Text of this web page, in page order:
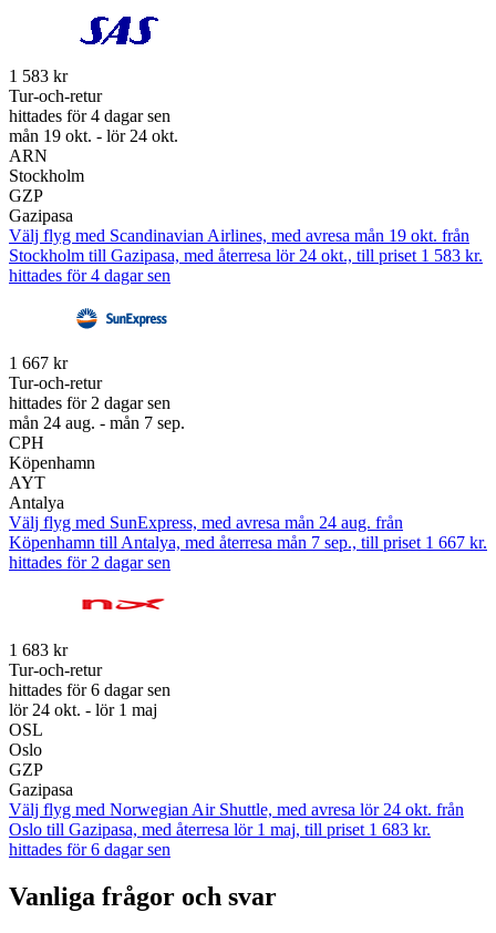
1 583 kr
Tur-och-retur
hittades för 4 dagar sen
mån 19 okt. - lör 24 okt.
ARN
Stockholm
GZP
Gazipasa
Välj flyg med Scandinavian Airlines, med avresa mån 19 okt. från
Stockholm till Gazipasa, med återresa lör 24 okt., till priset 1 583 kr.
hittades för 4 dagar sen
1 667 kr
Tur-och-retur
hittades för 2 dagar sen
mån 24 aug. - mån 7 sep.
CPH
Köpenhamn
AYT
Antalya
Välj flyg med SunExpress, med avresa mån 24 aug. från
Köpenhamn till Antalya, med återresa mån 7 sep., till priset 1 667 kr.
hittades för 2 dagar sen
1 683 kr
Tur-och-retur
hittades för 6 dagar sen
lör 24 okt. - lör 1 maj
OSL
Oslo
GZP
Gazipasa
Välj flyg med Norwegian Air Shuttle, med avresa lör 24 okt. från
Oslo till Gazipasa, med återresa lör 1 maj, till priset 1 683 kr.
hittades för 6 dagar sen
Vanliga frågor och svar